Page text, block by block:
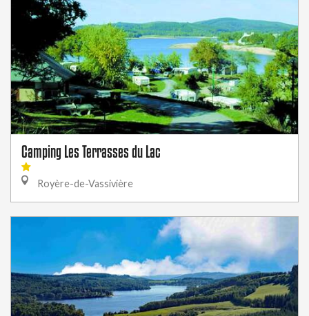
Camping Les Terrasses du Lac
Royère-de-Vassivière